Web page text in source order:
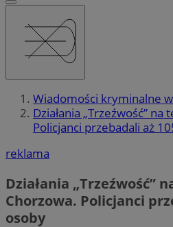
Wiadomości kryminalne
Działania „Trzeźwość”
Policjanci przebadali aż
reklama
Działania „Trzeźwość”
Chorzowa. Policjanci
osoby